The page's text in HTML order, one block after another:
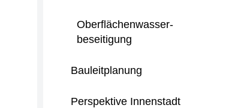
Oberflächenwasser-
beseitigung
Bauleitplanung
Perspektive Innenstadt